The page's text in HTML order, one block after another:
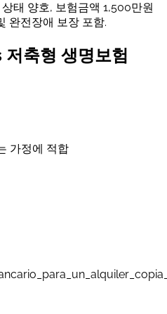
태 양호, 보험금액 1,500만원
완전장애 보장 포함.
축형 생명보험
가정에 적합